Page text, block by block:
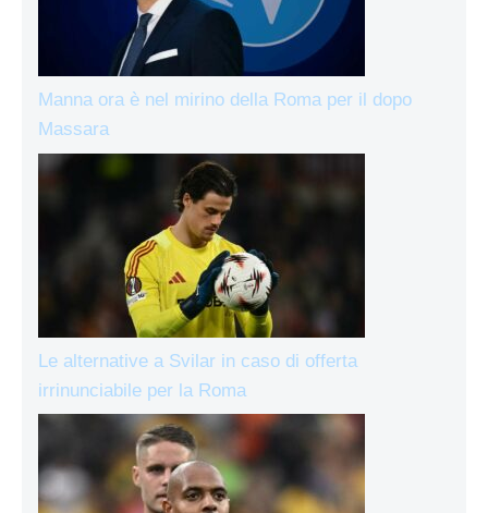
Manna ora è nel mirino della Roma per il dopo
Massara
Le alternative a Svilar in caso di offerta
irrinunciabile per la Roma